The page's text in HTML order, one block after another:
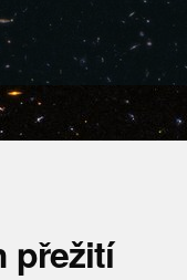
přežití